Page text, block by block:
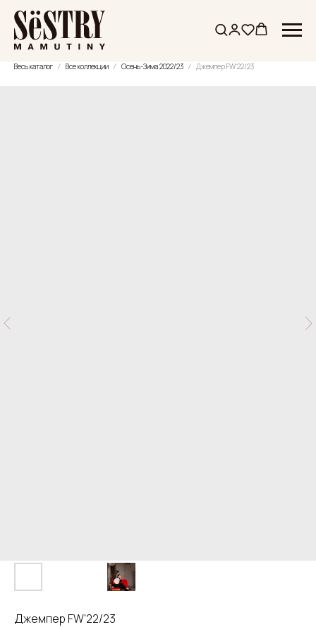
Весь каталог Все коллекции Осень-Зима 2022/23 Джемпер FW'22/23
Джемпер FW'22/23